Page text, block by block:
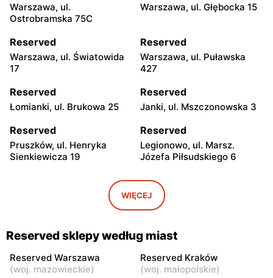
Warszawa, ul.
Ostrobramska 75C
Warszawa, ul. Głębocka 15
Reserved
Warszawa, ul. Światowida
17
Reserved
Warszawa, ul. Puławska
427
Reserved
Łomianki, ul. Brukowa 25
Reserved
Janki, ul. Mszczonowska 3
Reserved
Pruszków, ul. Henryka
Sienkiewicza 19
Reserved
Legionowo, ul. Marsz.
Józefa Piłsudskiego 6
Wołomin, ul. Geodetów 2
Reserved
Mińsk Mazowiecki, ul.
Konstytucji 3 Maja 7
Reserved
Żyrardów, ul. Mały Rynek 7
Reserved
Sochaczew, ul.
Warszawska 119
WIĘCEJ
Reserved sklepy według miast
Reserved Warszawa
(woj. mazowieckie)
Reserved Kraków
(woj. małopolskie)